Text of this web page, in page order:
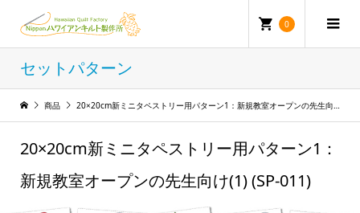
0
セットパターン
商品 20×20cm新ミニタペストリー用パターン1：新規教室オープンの先生向け(1) (SP-011)
20×20cm新ミニタペストリー用パターン1：
新規教室オープンの先生向け(1) (SP-011)